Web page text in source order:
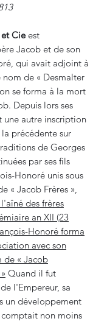
Cieest
Jacob et de son
qui avait adjoint à
de « Desmalter
se forma à la mort
Depuis lors ses
une autre inscription
précédente sur
de Georges
par ses fils
Honoré unis sous
« Jacob Frères »,
des frères
an XII (23
Honoré forma
avec son
de « Jacob
Quand il fut
l'Empereur, sa
un développement
non moins